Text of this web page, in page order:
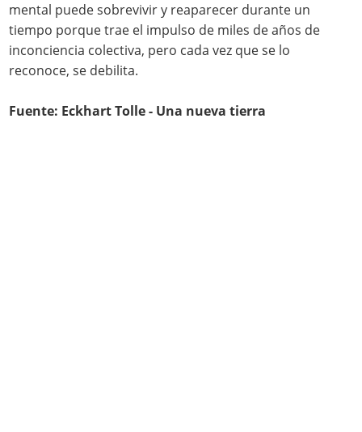
mental puede sobrevivir y reaparecer durante un
tiempo porque trae el impulso de miles de años de
inconciencia colectiva, pero cada vez que se lo
reconoce, se debilita.
Fuente: Eckhart Tolle - Una nueva tierra